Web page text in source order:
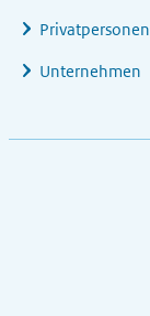
Privatpersonen
Unternehmen